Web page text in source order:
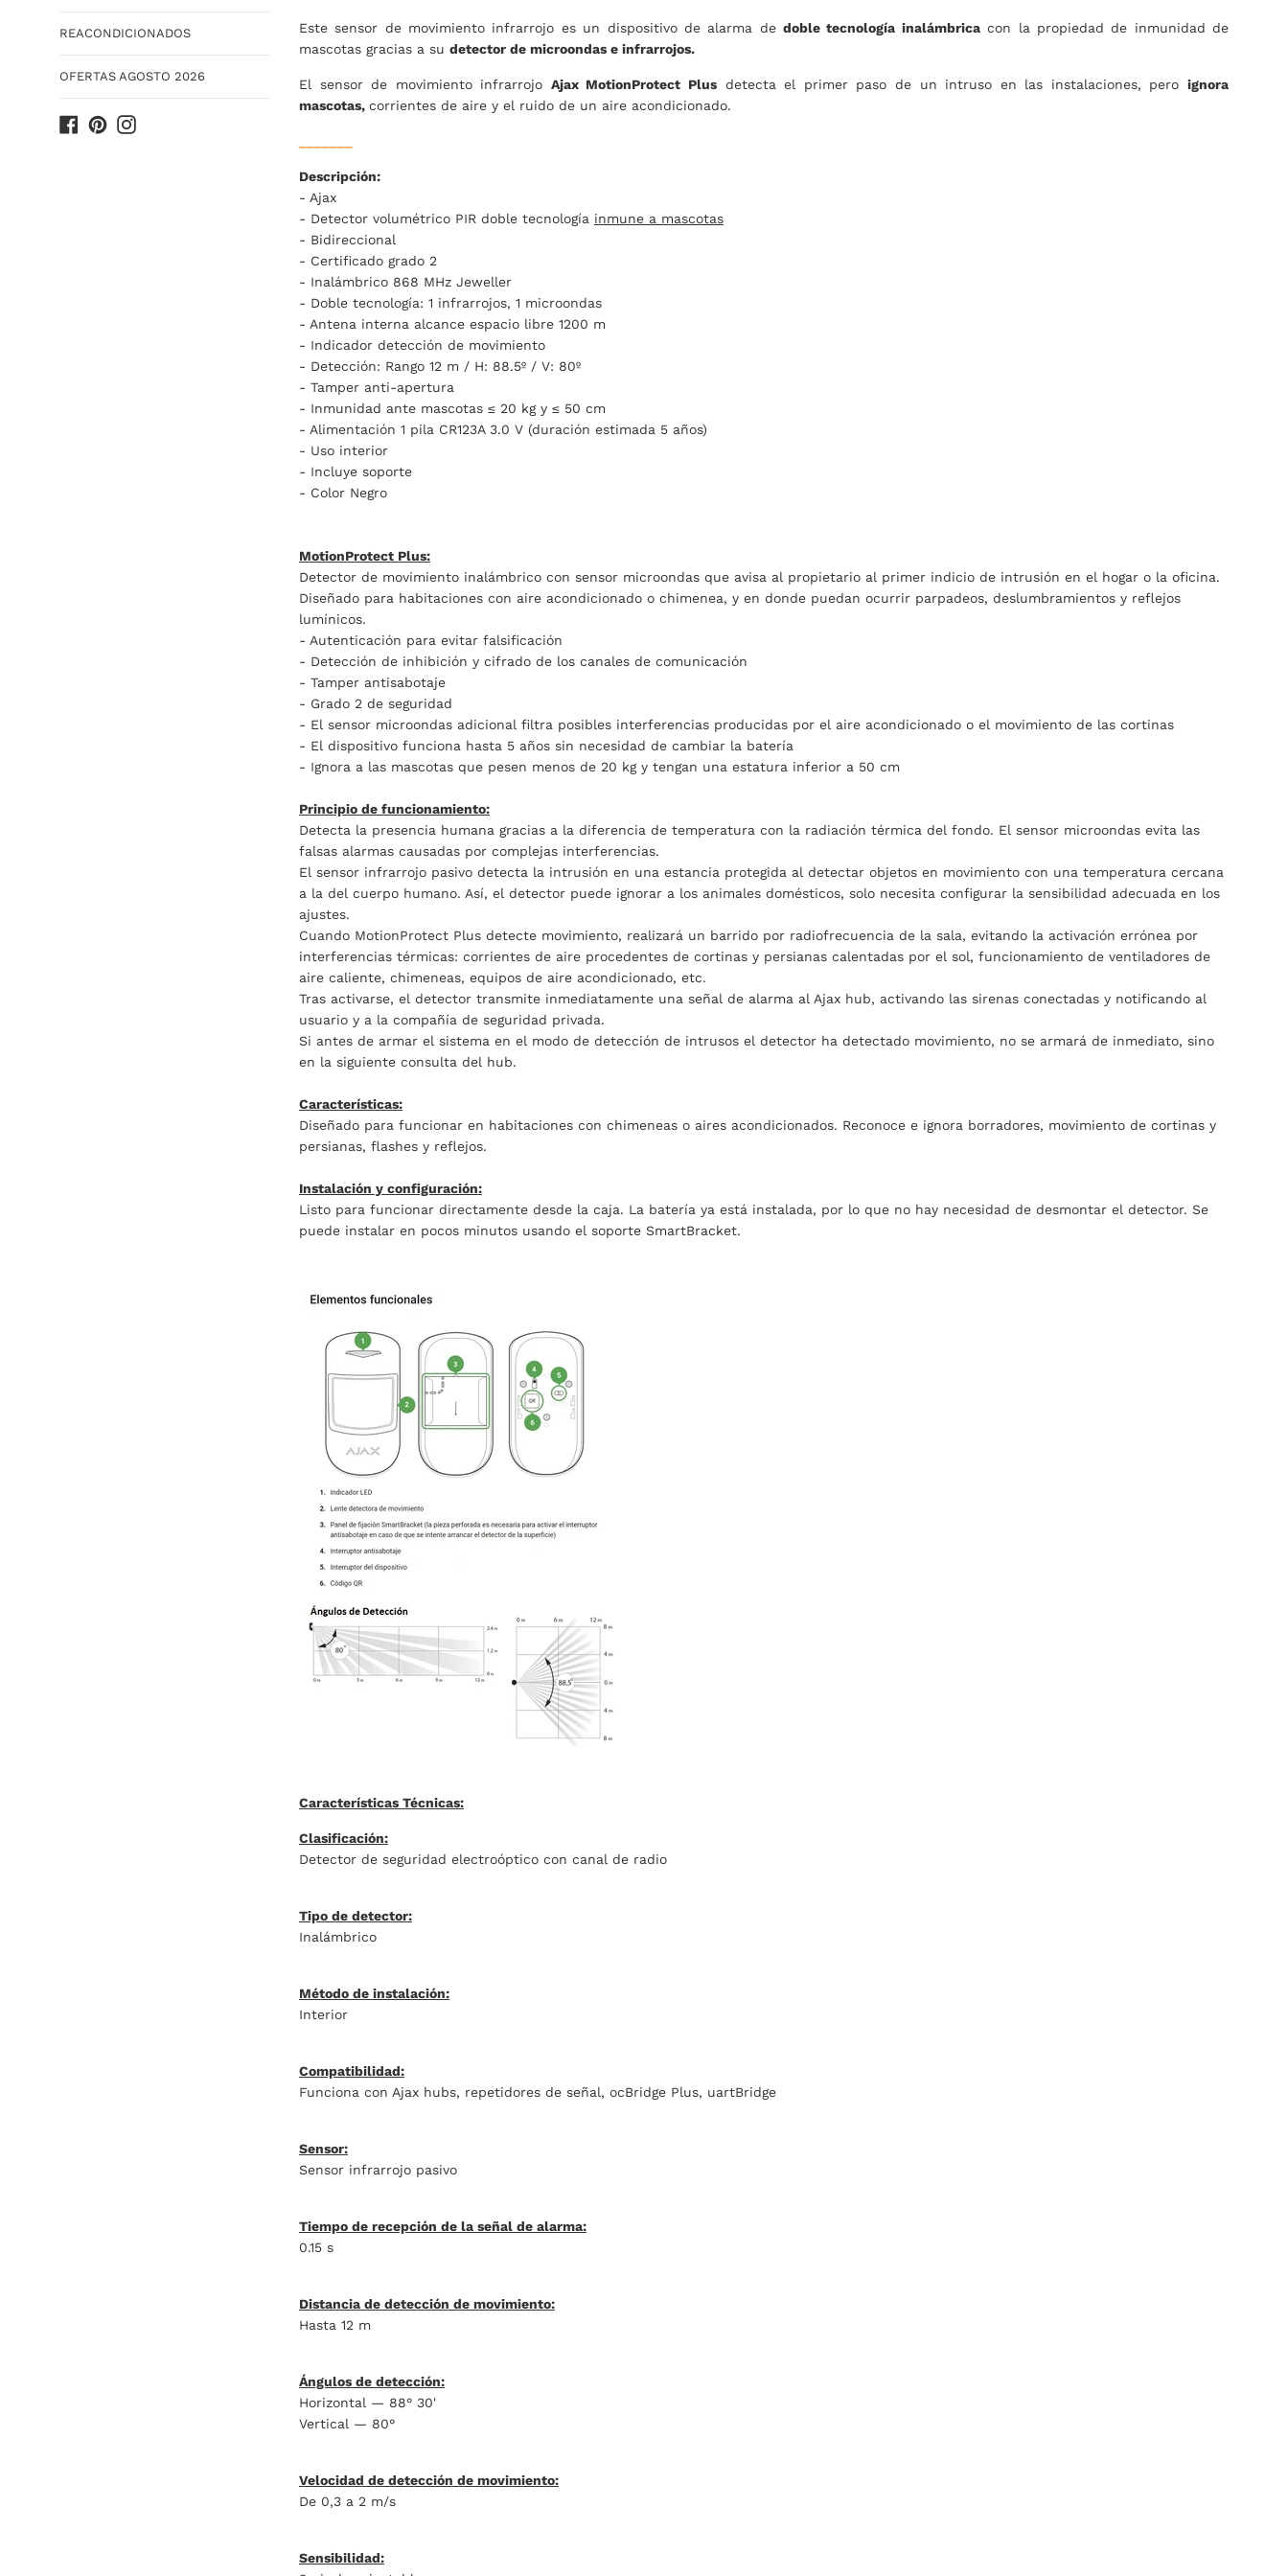
REACONDICIONADOS
OFERTAS AGOSTO 2026
Facebook
PinterestInstagram
Este sensor de movimiento infrarrojo es un dispositivo de alarma dedoble tecnología inalámbricacon la propiedad de inmunidad de
mascotas gracias a su detector de microondas e infrarrojos.
El sensor de movimiento infrarrojo Ajax MotionProtect Plus detecta el primer paso de un intruso en las instalaciones, peroignora
mascotas, corrientes de aire y el ruido de un aire acondicionado.
Descripción:
- Ajax
- Detector volumétrico PIR doble tecnología inmune a mascotas
- Bidireccional
- Certificado grado 2
- Inalámbrico 868 MHz Jeweller
- Doble tecnología: 1 infrarrojos, 1 microondas
- Antena interna alcance espacio libre 1200 m
- Indicador detección de movimiento
- Detección: Rango 12 m / H: 88.5º / V: 80º
- Tamper anti-apertura
- Inmunidad ante mascotas ≤ 20 kg y ≤ 50 cm
- Alimentación 1 pila CR123A 3.0 V (duración estimada 5 años)
- Uso interior
- Incluye soporte
- Color Negro
MotionProtect Plus:
Detector de movimiento inalámbrico con sensor microondas que avisa al propietario al primer indicio de intrusión en el hogar o la oficina.
Diseñado para habitaciones con aire acondicionado o chimenea, y en donde puedan ocurrir parpadeos, deslumbramientos y reflejos
lumínicos.
- Autenticación para evitar falsificación
- Detección de inhibición y cifrado de los canales de comunicación
- Tamper antisabotaje
- Grado 2 de seguridad
- El sensor microondas adicional filtra posibles interferencias producidas por el aire acondicionado o el movimiento de las cortinas
- El dispositivo funciona hasta 5 años sin necesidad de cambiar la batería
- Ignora a las mascotas que pesen menos de 20 kg y tengan una estatura inferior a 50 cm
Principio de funcionamiento:
Detecta la presencia humana gracias a la diferencia de temperatura con la radiación térmica del fondo. El sensor microondas evita las
falsas alarmas causadas por complejas interferencias.
El sensor infrarrojo pasivo detecta la intrusión en una estancia protegida al detectar objetos en movimiento con una temperatura cercana
a la del cuerpo humano. Así, el detector puede ignorar a los animales domésticos, solo necesita configurar la sensibilidad adecuada en los
ajustes.
Cuando MotionProtect Plus detecte movimiento, realizará un barrido por radiofrecuencia de la sala, evitando la activación errónea por
interferencias térmicas: corrientes de aire procedentes de cortinas y persianas calentadas por el sol, funcionamiento de ventiladores de
aire caliente, chimeneas, equipos de aire acondicionado, etc.
Tras activarse, el detector transmite inmediatamente una señal de alarma al Ajax hub, activando las sirenas conectadas y notificando al
usuario y a la compañía de seguridad privada.
Si antes de armar el sistema en el modo de detección de intrusos el detector ha detectado movimiento, no se armará de inmediato, sino
en la siguiente consulta del hub.
Características:
Diseñado para funcionar en habitaciones con chimeneas o aires acondicionados. Reconoce e ignora borradores, movimiento de cortinas y
persianas, flashes y reflejos.
Instalación y configuración:
Listo para funcionar directamente desde la caja. La batería ya está instalada, por lo que no hay necesidad de desmontar el detector. Se
puede instalar en pocos minutos usando el soporte SmartBracket.
Características Técnicas:
Clasificación:
Detector de seguridad electroóptico con canal de radio
Tipo de detector:
Inalámbrico
Método de instalación:
Interior
Compatibilidad:
Funciona con Ajax hubs, repetidores de señal, ocBridge Plus, uartBridge
Sensor:
Sensor infrarrojo pasivo
Tiempo de recepción de la señal de alarma:
0.15 s
Distancia de detección de movimiento:
Hasta 12 m
Ángulos de detección:
Horizontal — 88° 30'
Vertical — 80°
Velocidad de detección de movimiento:
De 0,3 a 2 m/s
Sensibilidad: